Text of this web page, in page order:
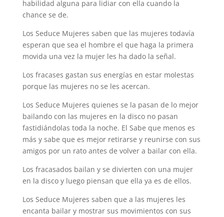
habilidad alguna para lidiar con ella cuando la
chance se de.
Los Seduce Mujeres saben que las mujeres todavía
esperan que sea el hombre el que haga la primera
movida una vez la mujer les ha dado la señal.
Los fracases gastan sus energías en estar molestas
porque las mujeres no se les acercan.
Los Seduce Mujeres quienes se la pasan de lo mejor
bailando con las mujeres en la disco no pasan
fastidiándolas toda la noche. El Sabe que menos es
más y sabe que es mejor retirarse y reunirse con sus
amigos por un rato antes de volver a bailar con ella.
Los fracasados bailan y se divierten con una mujer
en la disco y luego piensan que ella ya es de ellos.
Los Seduce Mujeres saben que a las mujeres les
encanta bailar y mostrar sus movimientos con sus